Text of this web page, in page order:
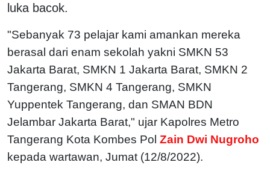
luka bacok.
"Sebanyak 73 pelajar kami amankan mereka
berasal dari enam sekolah yakni SMKN 53
Jakarta Barat, SMKN 1 Jakarta Barat, SMKN 2
Tangerang, SMKN 4 Tangerang, SMKN
Yuppentek Tangerang, dan SMAN BDN
Jelambar Jakarta Barat," ujar Kapolres Metro
Tangerang Kota Kombes Pol Zain Dwi Nugroho
kepada wartawan, Jumat (12/8/2022).